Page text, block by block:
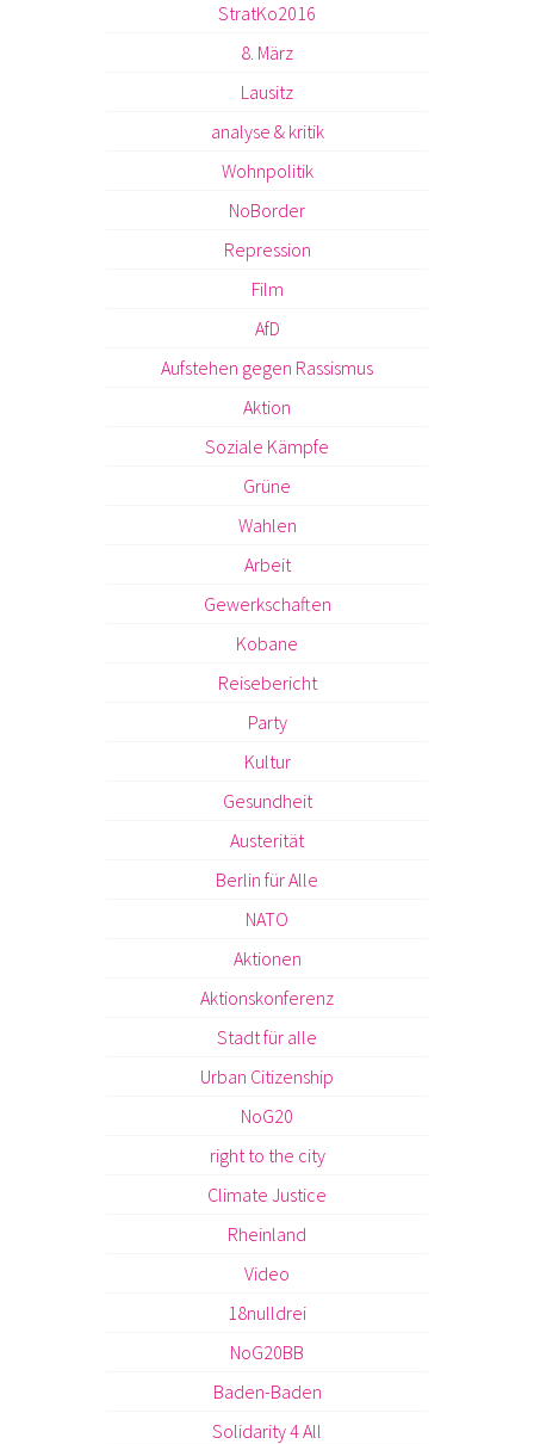
StratKo2016
8. März
Lausitz
analyse & kritik
Wohnpolitik
NoBorder
Repression
Film
AfD
Aufstehen gegen Rassismus
Aktion
Soziale Kämpfe
Grüne
Wahlen
Arbeit
Gewerkschaften
Kobane
Reisebericht
Party
Kultur
Gesundheit
Austerität
Berlin für Alle
NATO
Aktionen
Aktionskonferenz
Stadt für alle
Urban Citizenship
NoG20
right to the city
Climate Justice
Rheinland
Video
18nulldrei
NoG20BB
Baden-Baden
Solidarity 4 All